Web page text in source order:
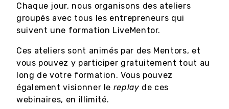
Chaque jour, nous organisons des ateliers
groupés avec tous les entrepreneurs qui
suivent une formation LiveMentor.
Ces ateliers sont animés par des Mentors, et
vous pouvez y participer gratuitement tout au
long de votre formation. Vous pouvez
également visionner le replay de ces
webinaires, en illimité.